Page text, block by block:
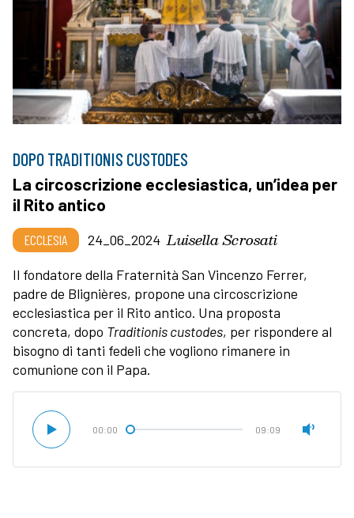
DOPO TRADITIONIS CUSTODES
La circoscrizione ecclesiastica, un’idea per
il Rito antico
ECCLESIA 24_06_2024 Luisella Scrosati
Il fondatore della Fraternità San Vincenzo Ferrer,
padre de Blignières, propone una circoscrizione
ecclesiastica per il Rito antico. Una proposta
concreta, dopo Traditionis custodes, per rispondere al
bisogno di tanti fedeli che vogliono rimanere in
comunione con il Papa.
00:00 09:09